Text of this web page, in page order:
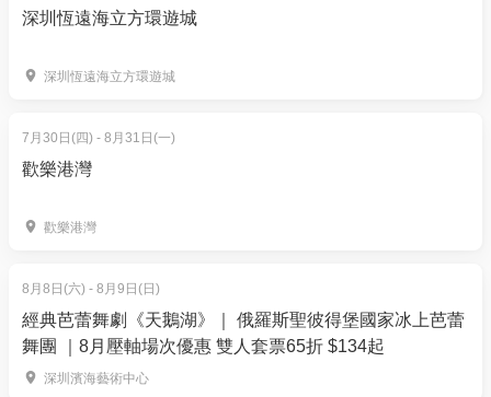
分」。揀啱心水活動，以100分扣減$1購買門票。玩完
深圳恆遠海立方環遊城
深圳恆遠海立方環遊城
7月30日(四) - 8月31日(一)
歡樂港灣
歡樂港灣
8月8日(六) - 8月9日(日)
經典芭蕾舞劇《天鵝湖》｜ 俄羅斯聖彼得堡國家冰上芭蕾
舞團 ｜8月壓軸場次優惠 雙人套票65折 $134起
深圳濱海藝術中心